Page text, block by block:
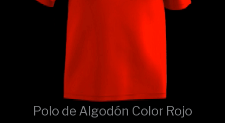
Polo de Algodón Color Rojo